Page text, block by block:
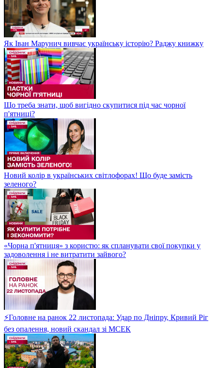
Як Іван Марунич вивчає українську історію? Раджу книжку
Що треба знати, щоб вигідно скупитися під час чорної
п'ятниці?
Новий колір в українських світлофорах! Що буде замість
зеленого?
«Чорна п'ятниця» з користю: як спланувати свої покупки у
задоволення і не витратити зайвого?
⚡Головне на ранок 22 листопада: Удар по Дніпру, Кривий Ріг
без опалення, новий скандал зі МСЕК